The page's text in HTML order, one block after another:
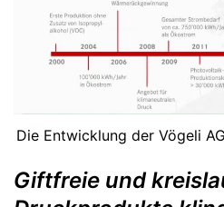
Die Entwicklung der Vögeli
Giftfreie und